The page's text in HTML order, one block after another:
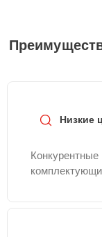
Низкие